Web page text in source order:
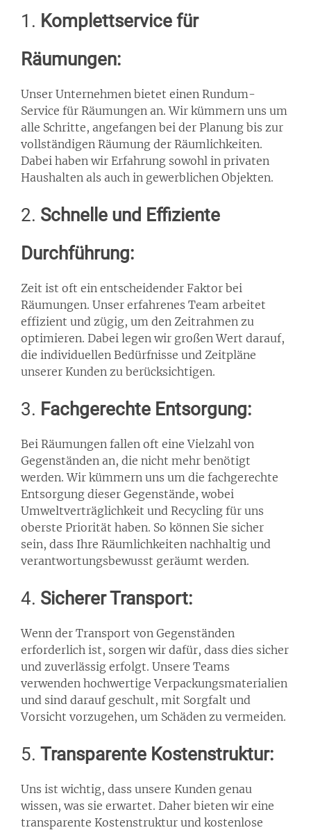
1. Komplettservice für
Räumungen:
Unser Unternehmen bietet einen Rundum-
Service für Räumungen an. Wir kümmern uns um
alle Schritte, angefangen bei der Planung bis zur
vollständigen Räumung der Räumlichkeiten.
Dabei haben wir Erfahrung sowohl in privaten
Haushalten als auch in gewerblichen Objekten.
2. Schnelle und Effiziente
Durchführung:
Zeit ist oft ein entscheidender Faktor bei
Räumungen. Unser erfahrenes Team arbeitet
effizient und zügig, um den Zeitrahmen zu
optimieren. Dabei legen wir großen Wert darauf,
die individuellen Bedürfnisse und Zeitpläne
unserer Kunden zu berücksichtigen.
3. Fachgerechte Entsorgung:
Bei Räumungen fallen oft eine Vielzahl von
Gegenständen an, die nicht mehr benötigt
werden. Wir kümmern uns um die fachgerechte
Entsorgung dieser Gegenstände, wobei
Umweltverträglichkeit und Recycling für uns
oberste Priorität haben. So können Sie sicher
sein, dass Ihre Räumlichkeiten nachhaltig und
verantwortungsbewusst geräumt werden.
4. Sicherer Transport:
Wenn der Transport von Gegenständen
erforderlich ist, sorgen wir dafür, dass dies sicher
und zuverlässig erfolgt. Unsere Teams
verwenden hochwertige Verpackungsmaterialien
und sind darauf geschult, mit Sorgfalt und
Vorsicht vorzugehen, um Schäden zu vermeiden.
5. Transparente Kostenstruktur:
Uns ist wichtig, dass unsere Kunden genau
wissen, was sie erwartet. Daher bieten wir eine
transparente Kostenstruktur und kostenlose